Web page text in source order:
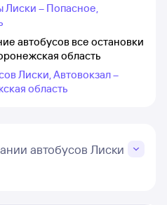
Лиски – Попасное,
автобусов все остановки
область
Лиски, Автовокзал –
область
автобусов Лиски